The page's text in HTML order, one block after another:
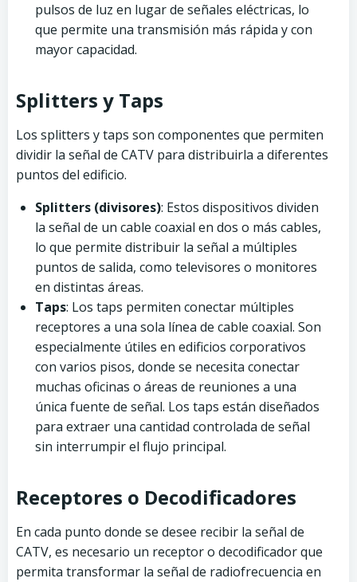
pulsos de luz en lugar de señales eléctricas, lo
que permite una transmisión más rápida y con
mayor capacidad.
Splitters y Taps
Los splitters y taps son componentes que permiten
dividir la señal de CATV para distribuirla a diferentes
puntos del edificio.
Splitters (divisores): Estos dispositivos dividen
la señal de un cable coaxial en dos o más cables,
lo que permite distribuir la señal a múltiples
puntos de salida, como televisores o monitores
en distintas áreas.
Taps: Los taps permiten conectar múltiples
receptores a una sola línea de cable coaxial. Son
especialmente útiles en edificios corporativos
con varios pisos, donde se necesita conectar
muchas oficinas o áreas de reuniones a una
única fuente de señal. Los taps están diseñados
para extraer una cantidad controlada de señal
sin interrumpir el flujo principal.
Receptores o Decodificadores
En cada punto donde se desee recibir la señal de
CATV, es necesario un receptor o decodificador que
permita transformar la señal de radiofrecuencia en